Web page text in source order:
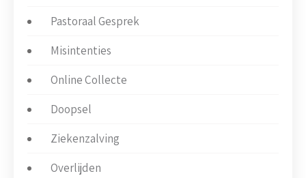
Pastoraal Gesprek
Misintenties
Online Collecte
Doopsel
Ziekenzalving
Overlijden